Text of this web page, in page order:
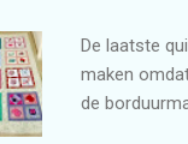
De laatste
maken
de